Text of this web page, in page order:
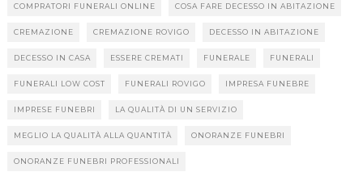
COMPRATORI FUNERALI ONLINE COSA FARE DECESSO IN ABITAZIONE
CREMAZIONE CREMAZIONE ROVIGO DECESSO IN ABITAZIONE
DECESSO IN CASA ESSERE CREMATI FUNERALE FUNERALI
FUNERALI LOW COST FUNERALI ROVIGO IMPRESA FUNEBRE
IMPRESE FUNEBRI LA QUALITÀ DI UN SERVIZIO
MEGLIO LA QUALITÀ ALLA QUANTITÀ ONORANZE FUNEBRI
ONORANZE FUNEBRI PROFESSIONALI